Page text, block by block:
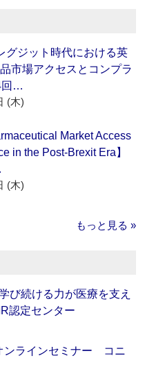
グジット時代における英
市場アクセスとコンプラ
回…
(木)
Market Access
in the Post-Brexit Era】
(木)
もっと見る »
び続ける力が医療を支え
認定センター
ンラインセミナー コニ